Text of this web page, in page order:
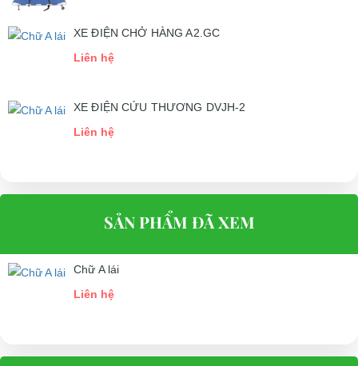
XE ĐIỆN CHỞ HÀNG A2.GC
Liên hệ
XE ĐIỆN CỨU THƯƠNG DVJH-2
Liên hệ
SẢN PHẨM ĐÃ XEM
Chữ A lái
Liên hệ